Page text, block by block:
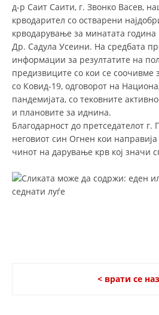
СОБРАНИЕ
СТРУКТУРА И
MЕЃУНАРОДНО
УПОТРЕБА И ЗАШТИТА НА
СОЦИЈАЛНО
ПОДГОТВЕНОСТ И ДЕЈСТВО
д-р Саит Саити, г. Звонко Васев,
крводарител со остварени
крводарување за минатата
Др. Садула Усеини. На средбата
информации за резултатите на
предизвиците со кои се соочивме
со Ковид-19, одговорот на
пандемијата, со тековните
и плановите за иднина.
Благодарност до претседателот г.
неговиот син Огнен кои
чинот на дарување крв кој значи
< врати се